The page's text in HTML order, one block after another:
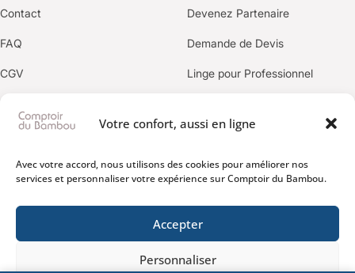
Votre confort, aussi en ligne
Avec votre accord, nous utilisons des cookies pour améliorer nos
services et personnaliser votre expérience sur Comptoir du Bambou.
Accepter
Personnaliser
Contact
FAQ
CGV
Politique de confidentialité
Devenez Partenaire
Demande de Devis
Linge pour Professionnel
OUR BRANDS